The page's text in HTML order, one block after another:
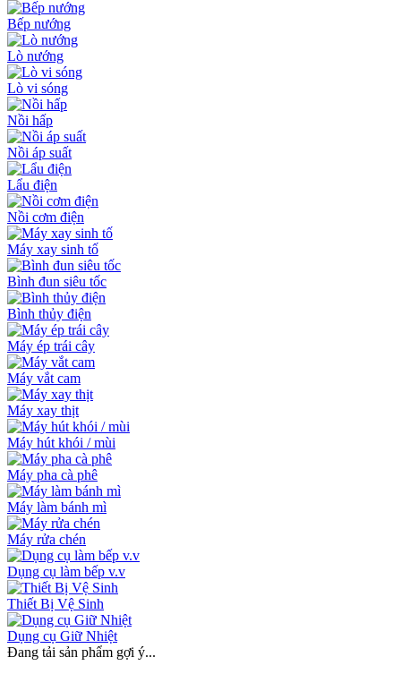
Bếp nướng
Lò nướng
Lò vi sóng
Nồi hấp
Nồi áp suất
Lẩu điện
Nồi cơm điện
Máy xay sinh tố
Bình đun siêu tốc
Bình thủy điện
Máy ép trái cây
Máy vắt cam
Máy xay thịt
Máy hút khói / mùi
Máy pha cà phê
Máy làm bánh mì
Máy rửa chén
Dụng cụ làm bếp v.v
Thiết Bị Vệ Sinh
Dụng cụ Giữ Nhiệt
Đang tải sản phẩm gợi ý...